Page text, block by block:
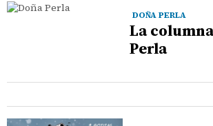
DOÑA PERLA
La
Perla